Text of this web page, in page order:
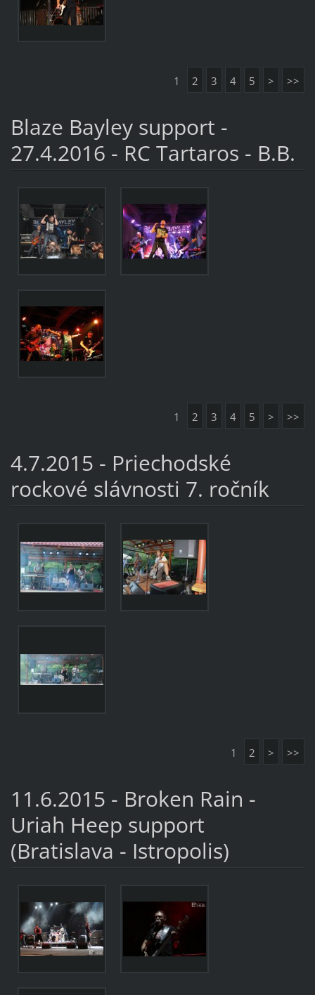
1 2 3 4 5 > >>
Blaze Bayley support -
27.4.2016 - RC Tartaros - B.B.
1 2 3 4 5 > >>
4.7.2015 - Priechodské
rockové slávnosti 7. ročník
1 2 > >>
11.6.2015 - Broken Rain -
Uriah Heep support
(Bratislava - Istropolis)